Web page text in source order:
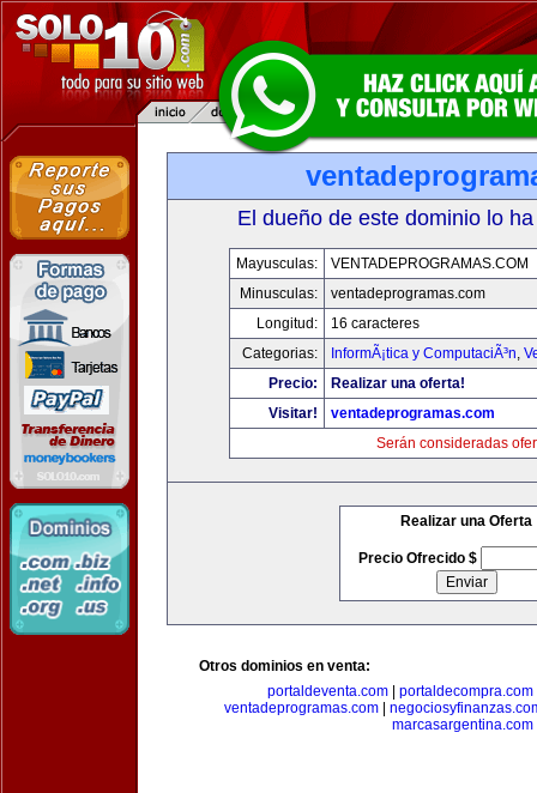
El dueño de este dominio lo
Mayusculas:
VENTADEPROGRAMAS.COM
Minusculas:
ventadeprogramas.com
Longitud:
16 caracteres
Categorias:
InformÃ¡tica y ComputaciÃ³n,
Precio:
Realizar una oferta!
Visitar!
ventadeprogramas.com
Serán consideradas
Realizar una Oferta
Precio Ofrecido $
Otros dominios en venta:
portaldeventa.com
portaldecompra.com
ventadeprogramas.com|
marcasargentina.com